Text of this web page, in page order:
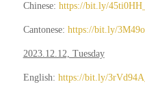
Chinese: https://bit.ly/
Cantonese: https://bit.ly/
2023.12.12, Tuesday
English: https://bit.ly/